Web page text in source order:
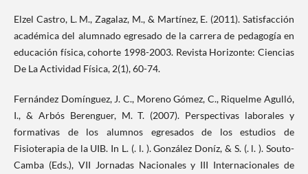
Elzel Castro, L. M., Zagalaz, M., & Martínez, E. (2011). Satisfacción
académica del alumnado egresado de la carrera de pedagogía en
educación física, cohorte 1998-2003. Revista Horizonte: Ciencias
De La Actividad Física, 2(1), 60-74.
Fernández Domínguez, J. C., Moreno Gómez, C., Riquelme Agulló,
I., & Arbós Berenguer, M. T. (2007). Perspectivas laborales y
formativas de los alumnos egresados de los estudios de
Fisioterapia de la UIB. In L. (. l. ). González Doníz, & S. (. l. ). Souto-
Camba (Eds.), VII Jornadas Nacionales y III Internacionales de